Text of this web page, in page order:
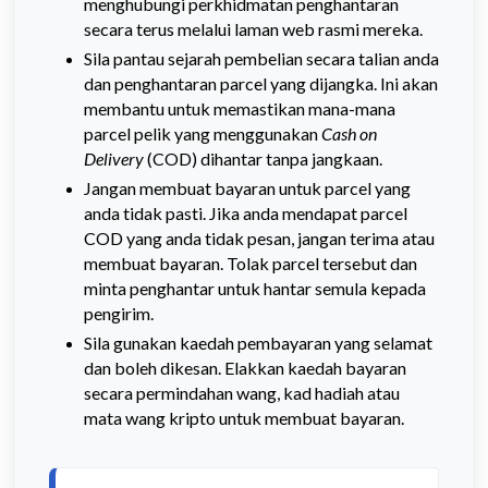
menghubungi perkhidmatan penghantaran
secara terus melalui laman web rasmi mereka.
Sila pantau sejarah pembelian secara talian anda
dan penghantaran parcel yang dijangka. Ini akan
membantu untuk memastikan mana-mana
parcel pelik yang menggunakanCash on
Delivery(COD) dihantar tanpa jangkaan.
Jangan membuat bayaran untuk parcel yang
anda tidak pasti. Jika anda mendapat parcel
COD yang anda tidak pesan, jangan terima atau
membuat bayaran. Tolak parcel tersebut dan
minta penghantar untuk hantar semula kepada
pengirim.
Sila gunakan kaedah pembayaran yang selamat
dan boleh dikesan. Elakkan kaedah bayaran
secara permindahan wang, kad hadiah atau
mata wang kripto untuk membuat bayaran.